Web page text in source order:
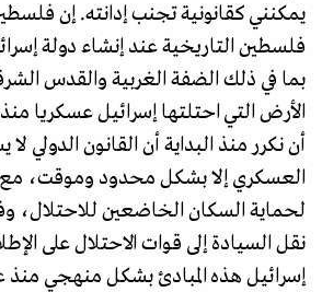
يمكنني كقانونية تجنب إدانته. إن
بما في ذلك الضفة الغربية والقدس
أن نكرر منذ البداية أن القانون الدولي
العسكري إلا بشكل محدود وموقت،
لحماية السكان الخاضعين
نقل السيادة إلى قوات الاحتلال على